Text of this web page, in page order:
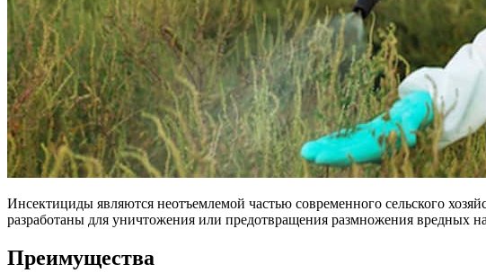
Инсектициды являются неотъемлемой частью современного сельского
разработаны для уничтожения или предотвращения размножения вредных
Преимущества